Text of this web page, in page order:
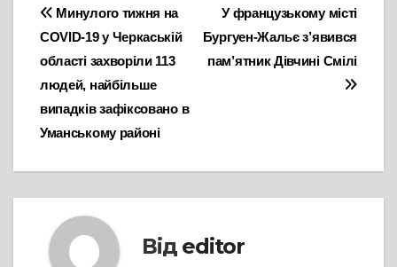
Навігація
записів
У французькому місті
Бургуен-Жальє з’явився
пам’ятник Дівчині Смілі
Минулого тижня на
COVID-19 у Черкаській
області захворіли 113
людей, найбільше
випадків зафіксовано в
Уманському районі
Від editor